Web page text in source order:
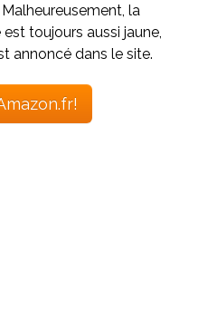
Malheureusement, la
toujours aussi jaune,
annoncé dans le site.